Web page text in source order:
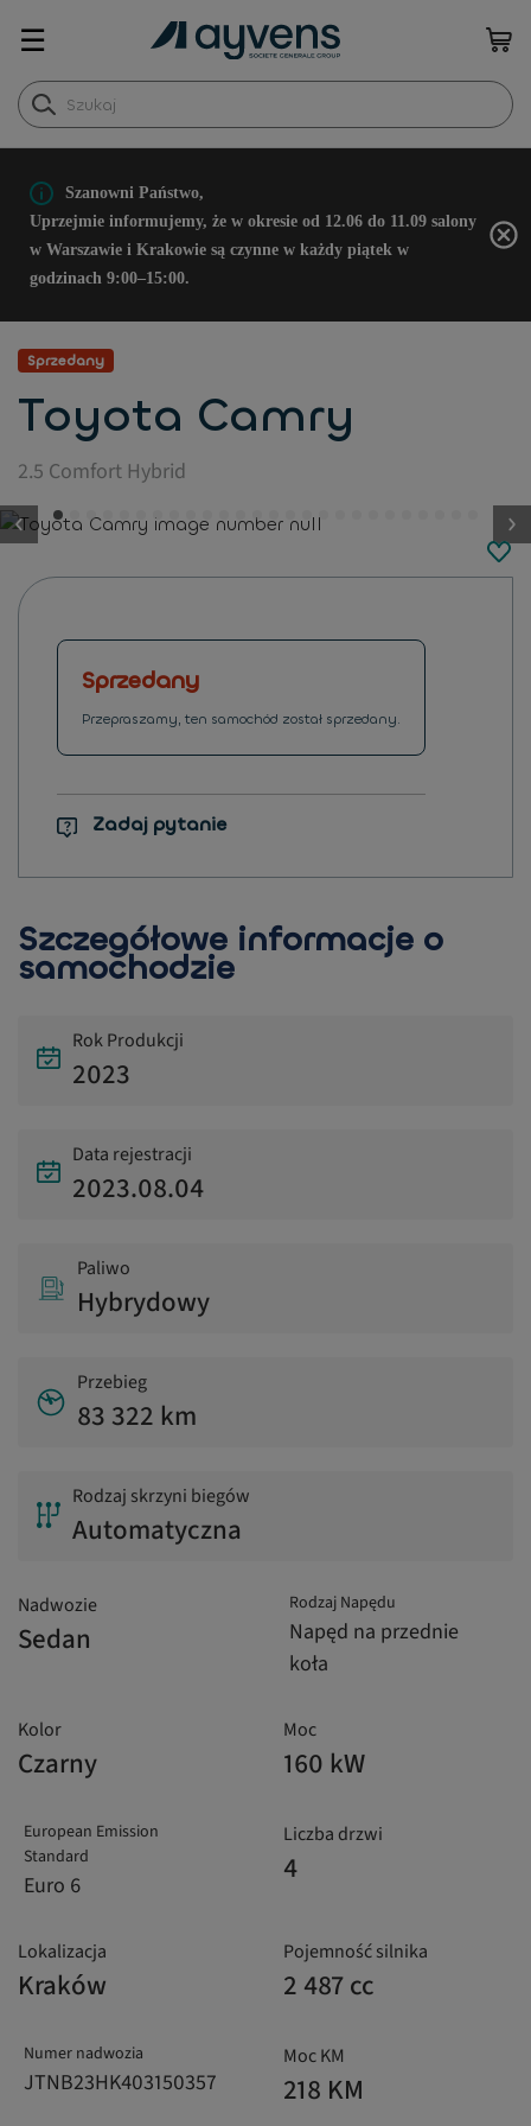
☰
Szanowni Państwo,
Uprzejmie informujemy, że w okresie od 12.06 do 11.09 salony
w Warszawie i Krakowie są czynne w każdy piątek w
godzinach 9:00–15:00.
Sprzedany
Toyota Camry
2.5 Comfort Hybrid
button.previous
Sprzedany
Przepraszamy, ten samochód został sprzedany.
Zadaj pytanie
Szczegółowe informacje o
samochodzie
Rok Produkcji
2023
Data rejestracji
2023.08.04
Paliwo
Hybrydowy
Przebieg
83 322 km
Rodzaj skrzyni biegów
Automatyczna
Nadwozie
Sedan
Rodzaj Napędu
Napęd na przednie
koła
Kolor
Czarny
Moc
160 kW
European Emission
Standard
Euro 6
Liczba drzwi
4
Lokalizacja
Kraków
Pojemność silnika
2 487 cc
Numer nadwozia
JTNB23HK403150357
Moc KM
218 KM